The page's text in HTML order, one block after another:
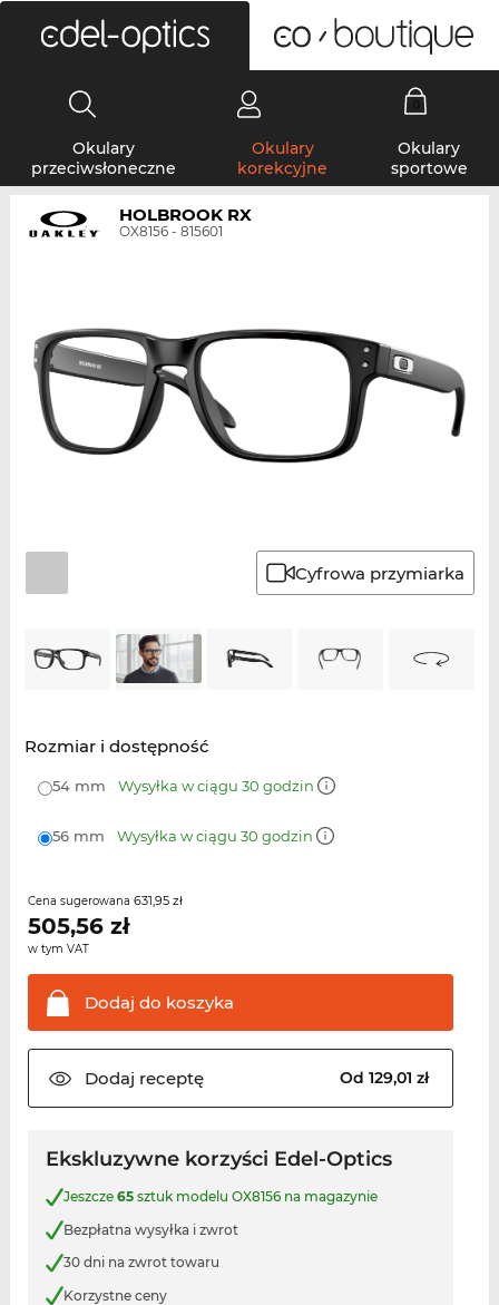
Okulary
przeciwsłoneczne
Okulary
korekcyjne
Okulary
sportowe
HOLBROOK RX
OX8156 - 815601
Cyfrowa przymiarka
Rozmiar i dostępność
54 mm Wysyłka w ciągu 30 godzin
56 mm Wysyłka w ciągu 30 godzin
Cena sugerowana 631,95 zł
505,56zł
w tym VAT
Dodaj do koszyka
Dodaj receptę Od 129,01 zł
Ekskluzywne korzyści Edel-Optics
Jeszcze 65sztuk modelu OX8156 na magazynie
Bezpłatna wysyłka i zwrot
30 dni na zwrot towaru
Korzystne ceny